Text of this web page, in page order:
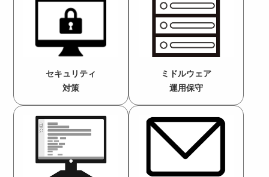
セキュリティ
対策
ミドルウェア
運用保守